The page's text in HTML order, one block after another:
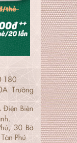
180
Trường
Điện Biên
30 Bờ
Phú